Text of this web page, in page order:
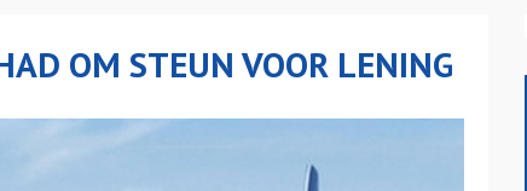
OM STEUN VOOR LENING